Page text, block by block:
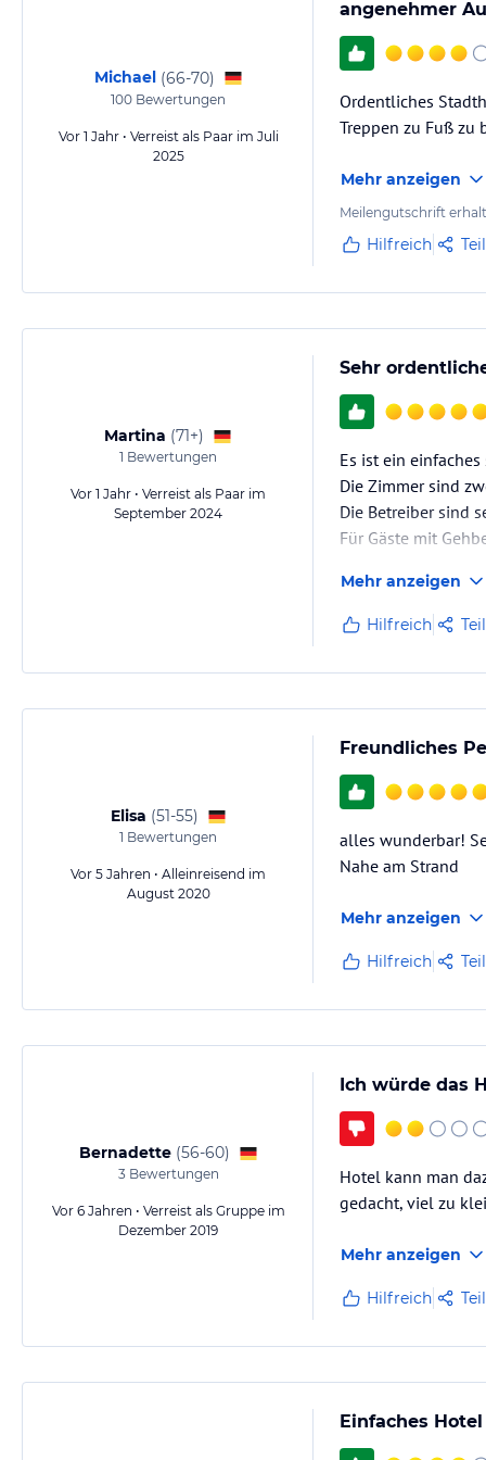
Michael (66-70)
100 Bewertungen
Vor 1 Jahr • Verreist als Paar im Juli
2025
angenehmer
Ordentliches
Treppen zu Fuß zu
Mehr anzeigen
Meilengutschrift
Hilfreich
Martina (71+)
1 Bewertungen
Vor 1 Jahr • Verreist als Paar im
September 2024
Sehr
Es ist ein
Die Zimmer sind
Die Betreiber sind
Für Gäste mit
Mehr anzeigen
Hilfreich
Elisa (51-55)
1 Bewertungen
Vor 5 Jahren • Alleinreisend im
August 2020
Freundliches
alles wunderbar!
Nahe am Strand
Mehr anzeigen
Hilfreich
Bernadette (56-60)
3Bewertungen
Vor 6 Jahren • Verreist als Gruppe im
Dezember 2019
Ich würde das
Hotel kann man
gedacht, viel zu
Mehr anzeigen
Hilfreich
Einfaches